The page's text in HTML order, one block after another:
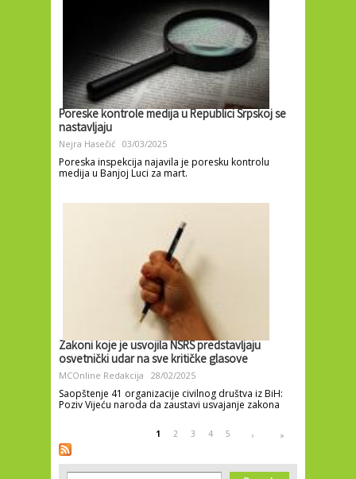
Poreske kontrole medija u Republici Srpskoj se
nastavljaju
Nejra Hasečić 03/03/2025
Poreska inspekcija najavila je poresku kontrolu
medija u Banjoj Luci za mart.
Zakoni koje je usvojila NSRS predstavljaju
osvetnički udar na sve kritičke glasove
MCOnline Redakcija 28/02/2025
Saopštenje 41 organizacije civilnog društva iz BiH:
Poziv Vijeću naroda da zaustavi usvajanje zakona
Pages 1 2 3 4 5 › »